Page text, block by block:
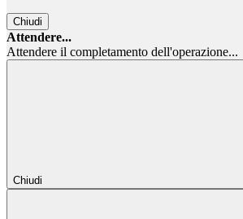
Chiudi
Attendere...
Attendere il completamento dell'operazione...
Chiudi